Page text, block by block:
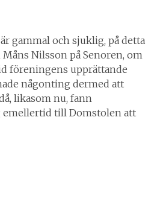
gammal och sjuklig, på detta
Nilsson på Senoren, om
föreningens upprättande
någonting dermed att
likasom nu, fann
emellertid till Domstolen att